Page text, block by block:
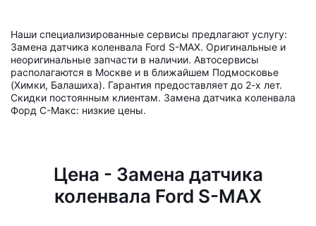
Наши специализированные сервисы предлагают услугу:
Замена датчика коленвала Ford S-MAX. Оригинальные и
неоригинальные запчасти в наличии. Автосервисы
располагаются в Москве и в ближайшем Подмосковье
(Химки, Балашиха). Гарантия предоставляет до 2-х лет.
Скидки постоянным клиентам. Замена датчика коленвала
Форд С-Макс: низкие цены.
Цена - Замена датчика
коленвала Ford S-MAX